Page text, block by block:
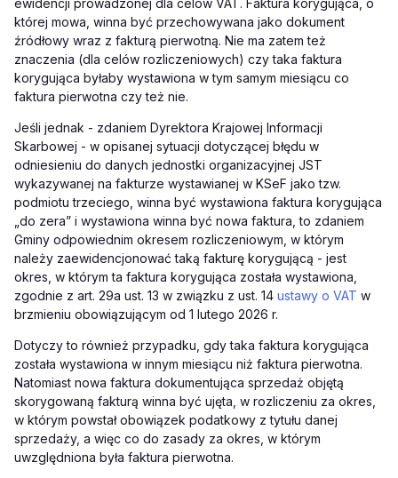
ewidencji prowadzonej dla celów VAT. Faktura korygująca, o
której mowa, winna być przechowywana jako dokument
źródłowy wraz z fakturą pierwotną. Nie ma zatem też
znaczenia (dla celów rozliczeniowych) czy taka faktura
korygująca byłaby wystawiona w tym samym miesiącu co
faktura pierwotna czy też nie.
Jeśli jednak - zdaniem Dyrektora Krajowej Informacji
Skarbowej - w opisanej sytuacji dotyczącej błędu w
odniesieniu do danych jednostki organizacyjnej JST
wykazywanej na fakturze wystawianej w KSeF jako tzw.
podmiotu trzeciego, winna być wystawiona faktura korygująca
„do zera” i wystawiona winna być nowa faktura, to zdaniem
Gminy odpowiednim okresem rozliczeniowym, w którym
należy zaewidencjonować taką fakturę korygującą - jest
okres, w którym ta faktura korygująca została wystawiona,
zgodnie z art. 29a ust. 13 w związku z ust. 14 ustawy o VAT w
brzmieniu obowiązującym od 1 lutego 2026 r.
Dotyczy to również przypadku, gdy taka faktura korygująca
została wystawiona w innym miesiącu niż faktura pierwotna.
Natomiast nowa faktura dokumentująca sprzedaż objętą
skorygowaną fakturą winna być ujęta, w rozliczeniu za okres,
w którym powstał obowiązek podatkowy z tytułu danej
sprzedaży, a więc co do zasady za okres, w którym
uwzględniona była faktura pierwotna.